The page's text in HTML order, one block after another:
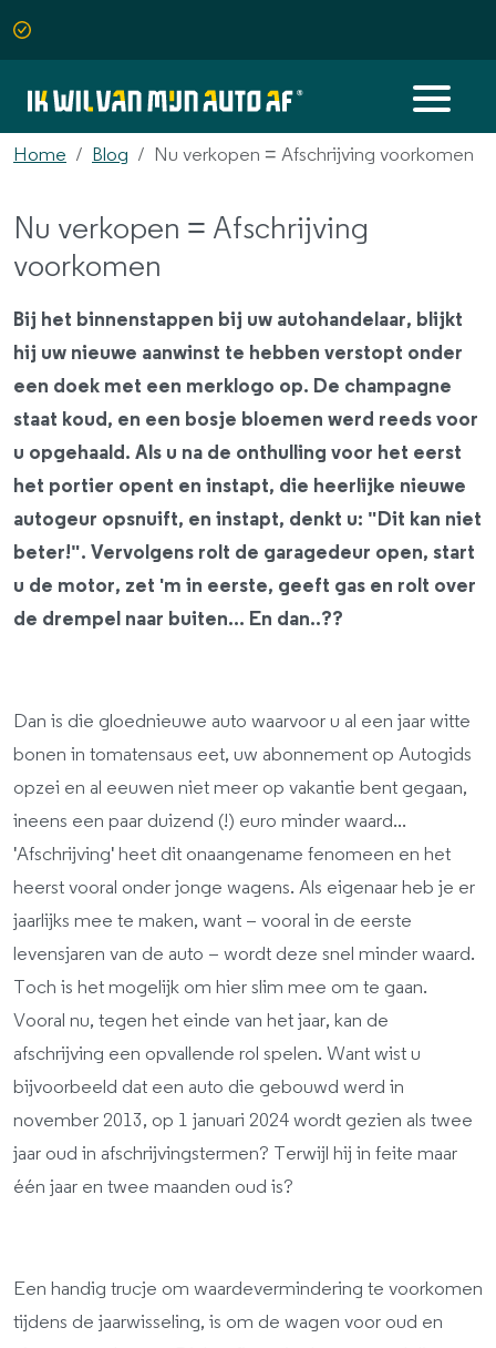
Home Blog Nu verkopen = Afschrijving voorkomen
Nu verkopen = Afschrijving
voorkomen
Bij het binnenstappen bij uw autohandelaar, blijkt
hij uw nieuwe aanwinst te hebben verstopt onder
een doek met een merklogo op. De champagne
staat koud, en een bosje bloemen werd reeds voor
u opgehaald. Als u na de onthulling voor het eerst
het portier opent en instapt, die heerlijke nieuwe
autogeur opsnuift, en instapt, denkt u: "Dit kan niet
beter!". Vervolgens rolt de garagedeur open, start
u de motor, zet 'm in eerste, geeft gas en rolt over
de drempel naar buiten... En dan..??
Dan is die gloednieuwe auto waarvoor u al een jaar witte
bonen in tomatensaus eet, uw abonnement op Autogids
opzei en al eeuwen niet meer op vakantie bent gegaan,
ineens een paar duizend (!) euro minder waard...
'Afschrijving' heet dit onaangename fenomeen en het
heerst vooral onder jonge wagens. Als eigenaar heb je er
jaarlijks mee te maken, want – vooral in de eerste
levensjaren van de auto – wordt deze snel minder waard.
Toch is het mogelijk om hier slim mee om te gaan.
Vooral nu, tegen het einde van het jaar, kan de
afschrijving een opvallende rol spelen. Want wist u
bijvoorbeeld dat een auto die gebouwd werd in
november 2013, op 1 januari 2024 wordt gezien als twee
jaar oud in afschrijvingstermen? Terwijl hij in feite maar
één jaar en twee maanden oud is?
Een handig trucje om waardevermindering te voorkomen
tijdens de jaarwisseling, is om de wagen voor oud en